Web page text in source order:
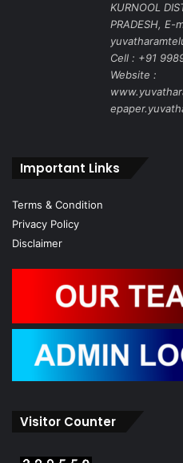
KURNOOL
PRADESH, E-
Cell : +91
Website :
Important Links
Terms & Condition
Privacy Policy
Disclaimer
Visitor Counter